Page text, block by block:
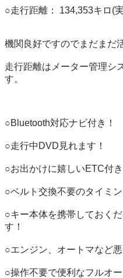
○走行距離： 134,353キロ(
機関良好ですのでまだまだ
走行距離はメーター管理シ
す。
○Bluetooth対応ナビ付き！
○走行中DVD見れます！
○お出かけに嬉しいETC付き
○ベルト交換不要のタイミ
○キー本体を携帯しておく
す！
○エンジン、オートマなど
○操作不要で便利なフルオ